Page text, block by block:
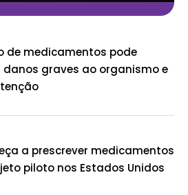
de medicamentos pode
danos graves ao organismo e
a prescrever medicamentos
piloto nos Estados Unidos